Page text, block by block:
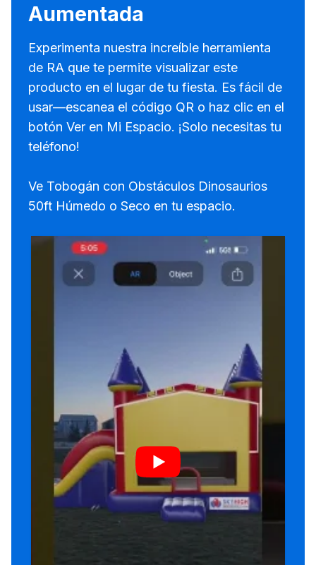
Aumentada
Experimenta nuestra increíble herramienta
de RA que te permite visualizar este
producto en el lugar de tu fiesta. Es fácil de
usar—escanea el código QR o haz clic en el
botón Ver en Mi Espacio. ¡Solo necesitas tu
teléfono!
Ve Tobogán con Obstáculos Dinosaurios
50ft Húmedo o Seco en tu espacio.